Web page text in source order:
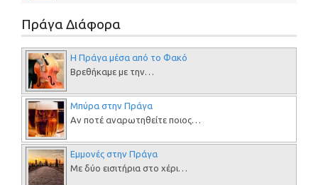
Πράγα Διάφορα
Η Πράγα μέσα από το Φακό
Βρεθήκαμε με την…
Μπύρα στην Πράγα
Αν ποτέ αναρωτηθείτε ποιος…
Εμμονές στην Πράγα
Με δύο εισιτήρια στο χέρι…